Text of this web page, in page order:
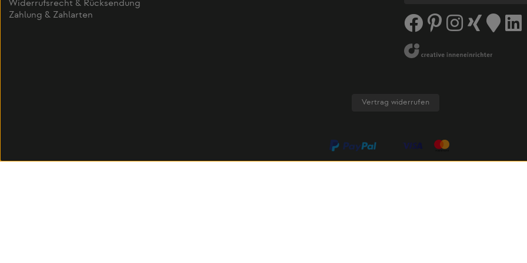
Widerrufsrecht & Rücksendung
Zahlung & Zahlarten
Vertrag widerrufen